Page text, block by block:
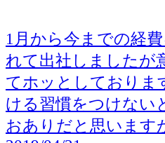
1月から今までの経
れて出社しましたが
てホッとしておりま
ける習慣をつけない
おありだと思いま